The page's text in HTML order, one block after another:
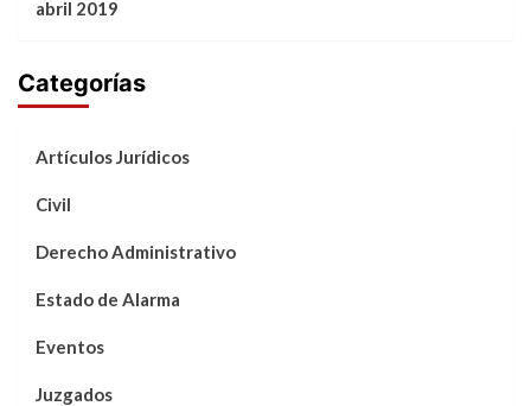
abril 2019
Categorías
Artículos Jurídicos
Civil
Derecho Administrativo
Estado de Alarma
Eventos
Juzgados